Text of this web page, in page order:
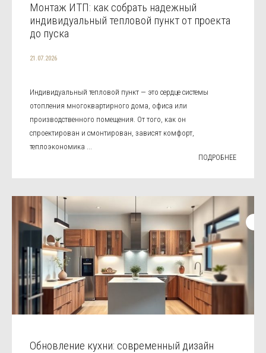
Монтаж ИТП: как собрать надежный
индивидуальный тепловой пункт от проекта
до пуска
21.07.2026
Индивидуальный тепловой пункт — это сердце системы
отопления многоквартирного дома, офиса или
производственного помещения. От того, как он
спроектирован и смонтирован, зависят комфорт,
теплоэкономика ...
ПОДРОБНЕЕ
Обновление кухни: современный дизайн